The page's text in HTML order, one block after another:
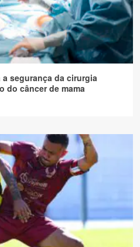
segurança da cirurgia
do câncer de mama